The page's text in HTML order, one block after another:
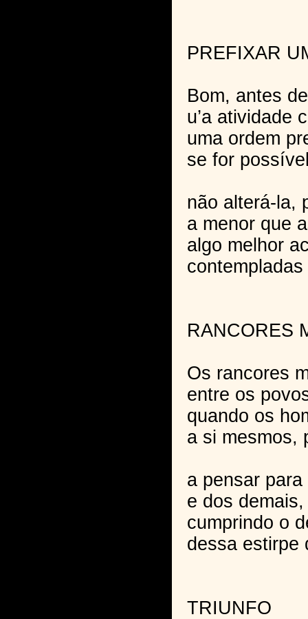
PREFIXAR
Bom, antes
u’a atividade
uma ordem
se for
não alterá-la,
a menor que
algo melhor
RANCORES
Os rancores
entre os
quando os
a si mesmos,
a pensar
e dos
cumprindo o
dessa estirpe
TRIUNFO